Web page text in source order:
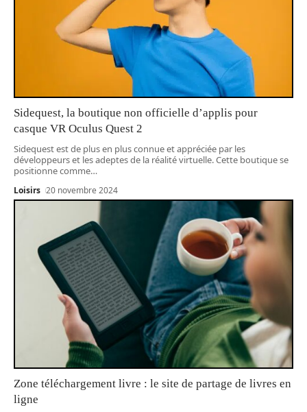
Sidequest, la boutique non officielle d’applis pour
casque VR Oculus Quest 2
Sidequest est de plus en plus connue et appréciée par les
développeurs et les adeptes de la réalité virtuelle. Cette boutique se
positionne comme…
Loisirs 20 novembre 2024
Zone téléchargement livre : le site de partage de livres en
ligne